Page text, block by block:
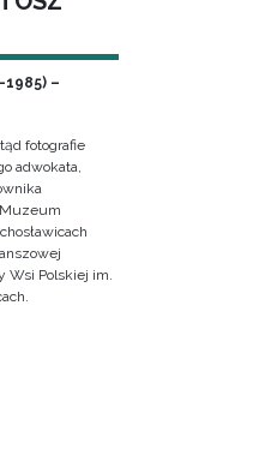
–
fotografie
adwokata,
Wsi Polskiej im.